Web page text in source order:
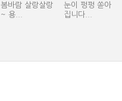
봄바람 살랑살랑
~ 용...
눈이 펑펑 쏟아
집니다...